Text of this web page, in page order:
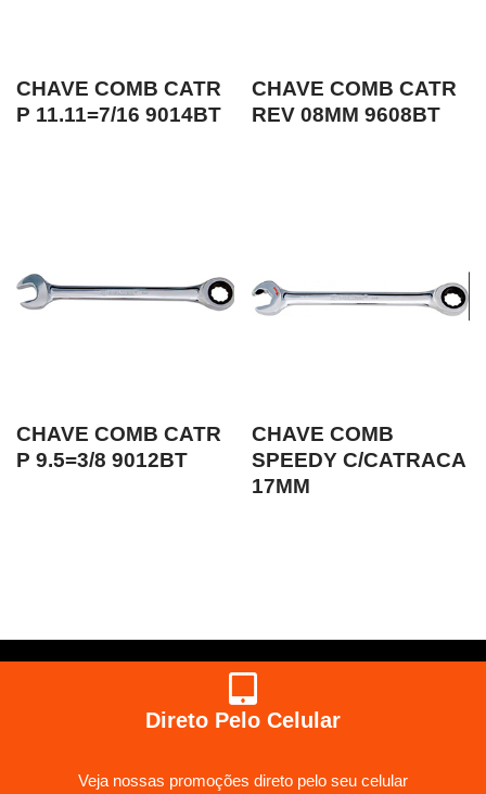
CHAVE COMB CATR
P 11.11=7/16 9014BT
CHAVE COMB CATR
REV 08MM 9608BT
CHAVE COMB CATR
P 9.5=3/8 9012BT
CHAVE COMB
SPEEDY C/CATRACA
17MM
Direto Pelo Celular
Veja nossas promoções direto pelo seu celular